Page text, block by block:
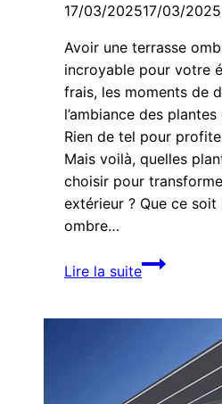
17/03/202517/03/2025
Avoir une terrasse
incroyable pour votre
frais, les moments de
l’ambiance des
Rien de tel pour
Mais voilà, quelles
choisir pour
extérieur ? Que ce
ombre…
Lire la suite
Terrasse
Ombragée :
plus